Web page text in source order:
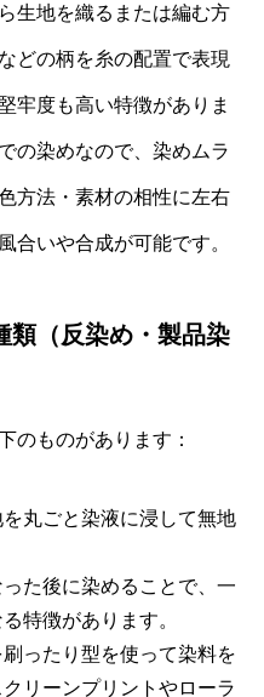
生地を織るまたは編む方
どの柄を糸の配置で表現
牢度も高い特徴がありま
の染めなので、染めムラ
方法・素材の相性に左右
合いや合成が可能です。
類（反染め・製品染
のものがあります：
丸ごと染液に浸して無地
た後に染めることで、一
特徴があります。
ったり型を使って染料を
リーンプリントやローラ